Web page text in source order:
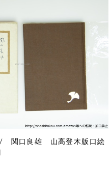
口良雄 山高登木版口絵